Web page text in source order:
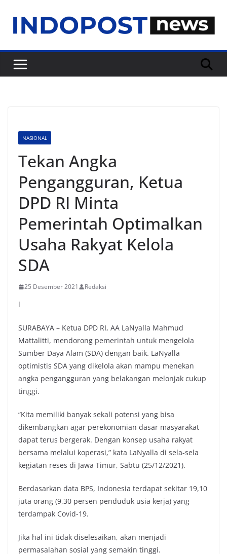
content
NASIONAL
Tekan Angka
Pengangguran, Ketua
DPD RI Minta
Pemerintah Optimalkan
Usaha Rakyat Kelola
SDA
25 Desember 2021 Redaksi
l
SURABAYA – Ketua DPD RI, AA LaNyalla Mahmud
Mattalitti, mendorong pemerintah untuk mengelola
Sumber Daya Alam (SDA) dengan baik. LaNyalla
optimistis SDA yang dikelola akan mampu menekan
angka pengangguran yang belakangan melonjak cukup
tinggi.
“Kita memiliki banyak sekali potensi yang bisa
dikembangkan agar perekonomian dasar masyarakat
dapat terus bergerak. Dengan konsep usaha rakyat
bersama melalui koperasi,” kata LaNyalla di sela-sela
kegiatan reses di Jawa Timur, Sabtu (25/12/2021).
Berdasarkan data BPS, Indonesia terdapat sekitar 19,10
juta orang (9,30 persen penduduk usia kerja) yang
terdampak Covid-19.
Jika hal ini tidak diselesaikan, akan menjadi
permasalahan sosial yang semakin tinggi.